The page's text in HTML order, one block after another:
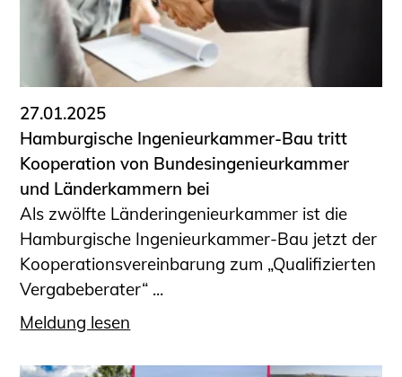
27.01.2025
Hamburgische Ingenieurkammer-Bau tritt
Kooperation von Bundesingenieurkammer
und Länderkammern bei
Als zwölfte Länderingenieurkammer ist die
Hamburgische Ingenieurkammer-Bau jetzt der
Kooperationsvereinbarung zum „Qualifizierten
Vergabeberater“ ...
Meldung lesen